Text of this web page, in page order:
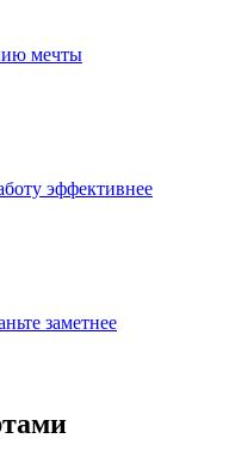
мечты
эффективнее
заметнее